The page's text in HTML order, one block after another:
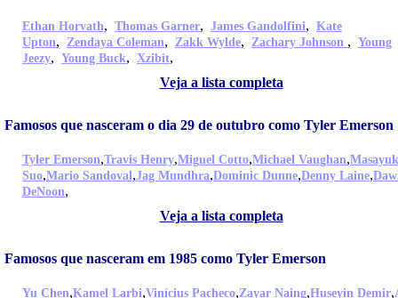
Ethan Horvath, Thomas Garner, James Gandolfini, Kate
Upton, Zendaya Coleman, Zakk Wylde, Zachary Johnson , Young
Jeezy, Young Buck, Xzibit,
Veja a lista completa
Famosos que nasceram o dia 29 de outubro como Tyler Emerson
Tyler Emerson,Travis Henry,Miguel Cotto,Michael Vaughan,
Suo,Mario Sandoval,Jag Mundhra,Dominic Dunne,Denny Laine,
DeNoon,
Veja a lista completa
Famosos que nasceram em 1985 como Tyler Emerson
Yu Chen,Kamel Larbi,Vinícius Pacheco,Zayar Naing,Huseyin Demir,